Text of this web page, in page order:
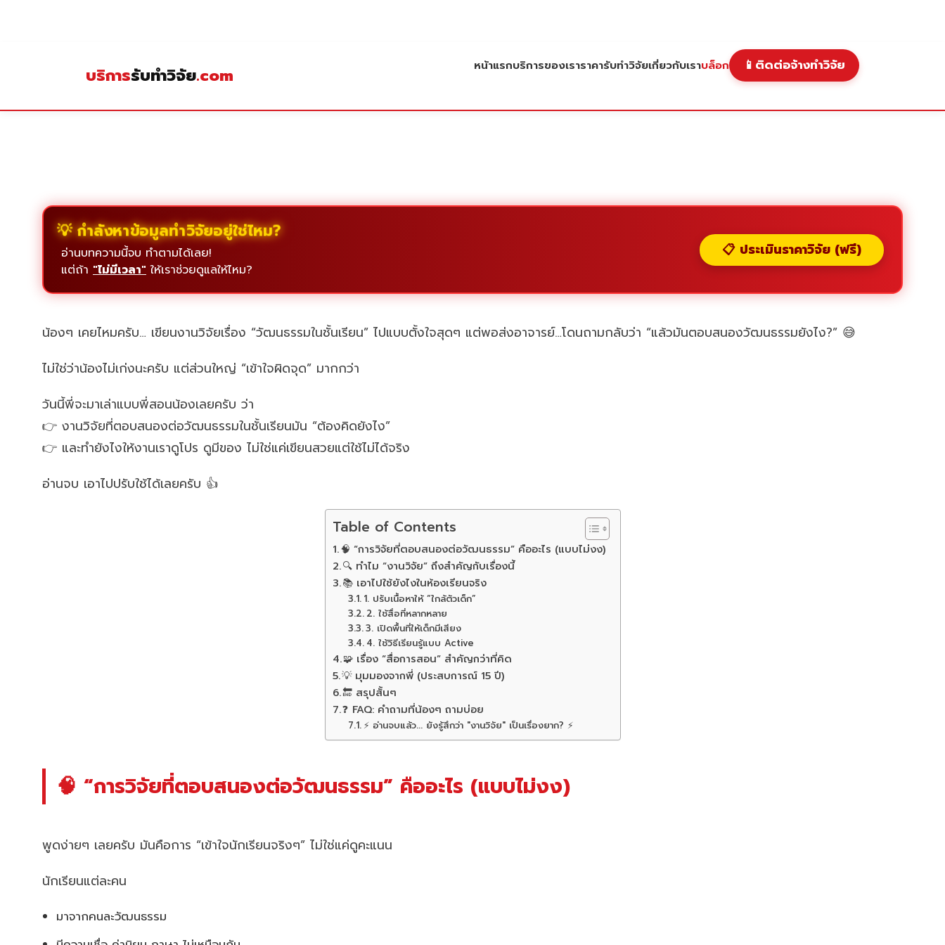
บริการรับทำวิจัย.com หน้าแรกบริการของเราราคารับทำวิจัยเกี่ยวกับเราบล็อก 📱 ติดต่อจ้างทำวิจัย
💡 กำลังหาข้อมูลทำวิจัยอยู่ใช่ไหม?
อ่านบทความนี้จบ ทำตามได้เลย!
แต่ถ้า "ไม่มีเวลา" ให้เราช่วยดูแลให้ไหม?
📋 ประเมินราคาวิจัย (ฟรี)
น้องๆ เคยไหมครับ… เขียนงานวิจัยเรื่อง “วัฒนธรรมในชั้นเรียน” ไปแบบตั้งใจสุดๆ แต่พอส่งอาจารย์…โดนถามกลับว่า “แล้วมันตอบสนองวัฒนธรรมยังไง?” 😅
ไม่ใช่ว่าน้องไม่เก่งนะครับ แต่ส่วนใหญ่ “เข้าใจผิดจุด” มากกว่า
วันนี้พี่จะมาเล่าแบบพี่สอนน้องเลยครับ ว่า
👉 งานวิจัยที่ตอบสนองต่อวัฒนธรรมในชั้นเรียนมัน “ต้องคิดยังไง”
👉 และทำยังไงให้งานเราดูโปร ดูมีของ ไม่ใช่แค่เขียนสวยแต่ใช้ไม่ได้จริง
อ่านจบ เอาไปปรับใช้ได้เลยครับ 👍
Table of Contents
🧠 “การวิจัยที่ตอบสนองต่อวัฒนธรรม” คืออะไร (แบบไม่งง)
🔍 ทำไม “งานวิจัย” ถึงสำคัญกับเรื่องนี้
📚 เอาไปใช้ยังไงในห้องเรียนจริง
1. ปรับเนื้อหาให้ “ใกล้ตัวเด็ก”
2. ใช้สื่อที่หลากหลาย
3. เปิดพื้นที่ให้เด็กมีเสียง
4. ใช้วิธีเรียนรู้แบบ Active
🧩 เรื่อง “สื่อการสอน” สำคัญกว่าที่คิด
💡 มุมมองจากพี่ (ประสบการณ์ 15 ปี)
🔚 สรุปสั้นๆ
❓ FAQ: คำถามที่น้องๆ ถามบ่อย
⚡ อ่านจบแล้ว... ยังรู้สึกว่า "งานวิจัย" เป็นเรื่องยาก? ⚡
🧠 “การวิจัยที่ตอบสนองต่อวัฒนธรรม” คืออะไร (แบบไม่งง)
พูดง่ายๆ เลยครับ มันคือการ “เข้าใจนักเรียนจริงๆ” ไม่ใช่แค่ดูคะแนน
นักเรียนแต่ละคน
มาจากคนละวัฒนธรรม